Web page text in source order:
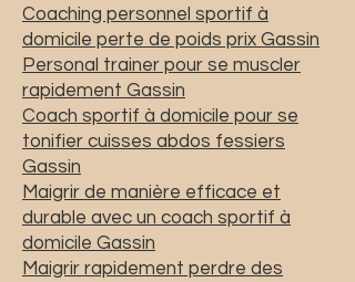
Coaching personnel sportif à
domicile perte de poids prix Gassin
Personal trainer pour se muscler
rapidement Gassin
Coach sportif à domicile pour se
tonifier cuisses abdos fessiers
Gassin
Maigrir de manière efficace et
durable avec un coach sportif à
domicile Gassin
Maigrir rapidement perdre des